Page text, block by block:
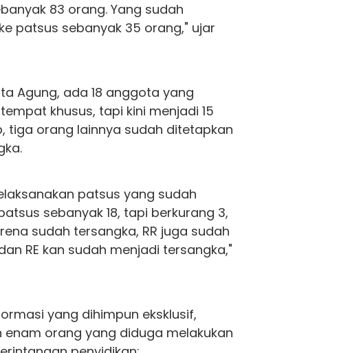
83 orang. Yang sudah
patsus sebanyak 35 orang," ujar
Agung, ada 18 anggota yang
khusus, tapi kini menjadi 15
tiga orang lainnya sudah ditetapkan
patsus yang sudah
sebanyak 18, tapi berkurang 3,
sudah tersangka, RR juga sudah
RE kan sudah menjadi tersangka,"
yang dihimpun eksklusif,
enam orang yang diduga melakukan